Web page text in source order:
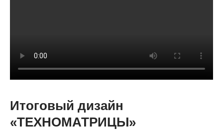
Итоговый дизайн
«ТЕХНОМАТРИЦЫ»